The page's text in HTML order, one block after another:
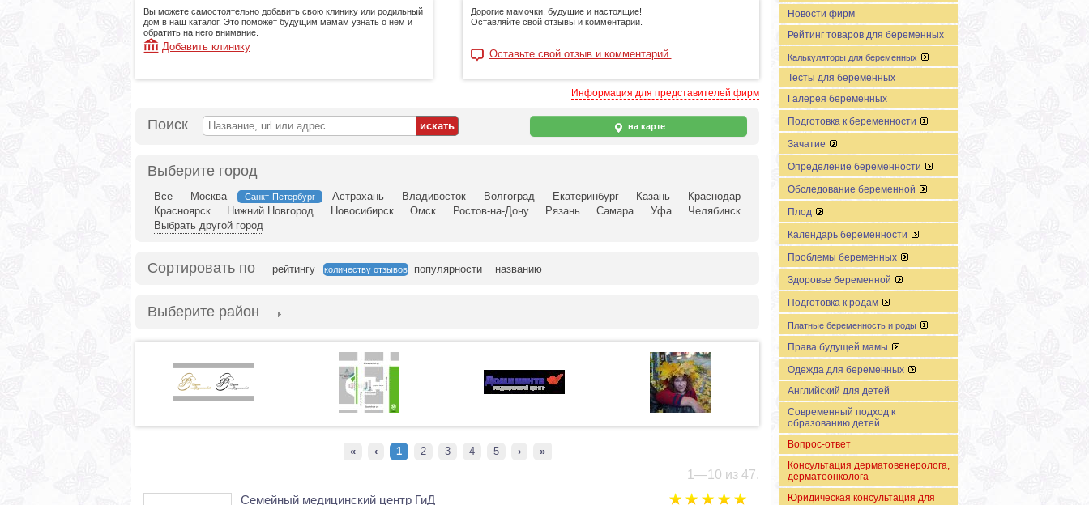
Вы можете самостоятельно добавить свою клинику или родильный
дом в наш каталог. Это поможет будущим мамам узнать о нем и
обратить на него внимание.
Добавить клинику
Дорогие мамочки, будущие и настоящие!
Оставляйте свой отзывы и комментарии.
Оставьте свой отзыв и комментарий.
Информация для представителей фирм
Поиск на карте
Выберите город
Все Москва Санкт-Петербург Астрахань Владивосток Волгоград Екатеринбург Казань
Краснодар
Красноярск
Нижний Новгород Новосибирск Омск Ростов-на-Дону Рязань Самара Уфа
Челябинск
Выбрать другой город
Сортировать по рейтингу количеству отзывов популярности названию
Выберите район
« ‹ 1 2 3 4 5 › »
1—10 из 47.
Семейный медицинский центр ГиД
Новости фирм
Рейтинг товаров для беременных
Калькуляторы для беременных
Тесты для беременных
Галерея беременных
Подготовка к беременности
Зачатие
Определение беременности
Обследование беременной
Плод
Календарь беременности
Проблемы беременных
Здоровье беременной
Подготовка к родам
Платные беременность и роды
Права будущей мамы
Одежда для беременных
Английский для детей
Современный подход к
образованию детей
Вопрос-ответ
Консультация дерматовенеролога,
дерматоонколога
Юридическая консультация для